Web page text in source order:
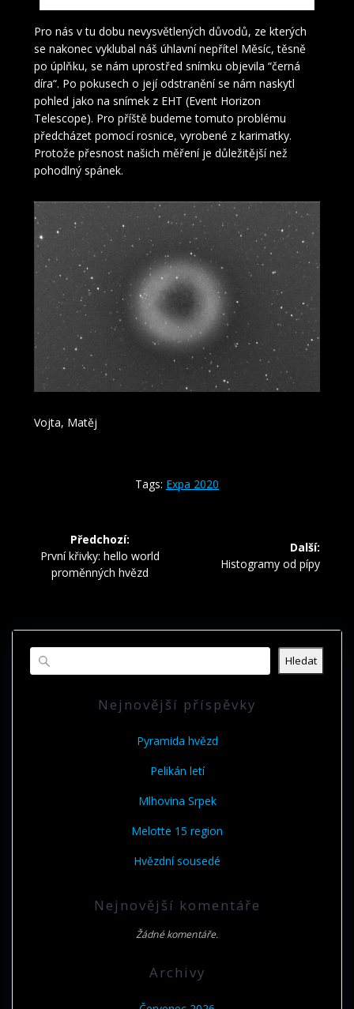
Pro nás v tu dobu nevysvětlených důvodů, ze kterých
se nakonec vyklubal náš úhlavní nepřítel Měsíc, těsně
po úplňku, se nám uprostřed snímku objevila “černá
díra“. Po pokusech o její odstranění se nám naskytl
pohled jako na snímek z EHT (Event Horizon
Telescope). Pro příště budeme tomuto problému
předcházet pomocí rosnice, vyrobené z karimatky.
Protože přesnost našich měření je důležitější než
pohodlný spánek.
Vojta, Matěj
Tags: Expa 2020
Navigace
pro
Předchozí:
Předchozí
příspěvek:
První křivky: hello world
proměnných hvězd
Další:
Další
Histogramy od pípy
Hledat
Nejnovější příspěvky
Pyramida hvězd
Pelikán letí
Mlhovina Srpek
Melotte 15 region
Hvězdní sousedé
Nejnovější komentáře
Žádné komentáře.
Archivy